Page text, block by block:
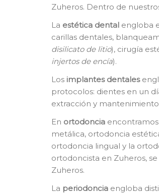
Zuheros. Dentro de
La estética dental engloba
carillas dentales,
disilicato de litio), cirugía
injertos de encía).
Los implantes dentales
protocolos: dientes en un
extracción y
En ortodoncia
metálica, ortodoncia
ortodoncia lingual y la
ortodoncista en Zuheros,
Zuheros.
La periodoncia engloba